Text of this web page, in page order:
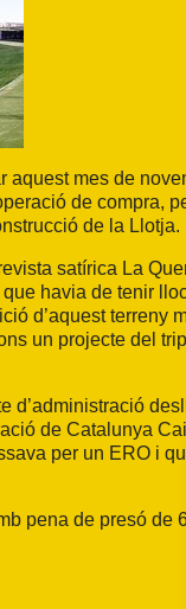
aquest mes de
de compra,
de la Llotja.
satírica La
havia de tenir
d’aquest terreny
un projecte del
d’administració
de Catalunya
per un ERO i
pena de presó de